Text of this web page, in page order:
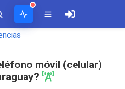
de octubre con Snapdragon 888
móvil (celular)